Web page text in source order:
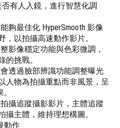
有人入鏡，進行智慧化調
夠最佳化 HyperSmooth 影像
，以拍攝高速動作影片。
影像穩定功能與色彩微調，
的挑戰。
透過臉部辨識功能調整曝光
人物為拍攝重點而非風景，呈
攝追蹤攝影影片，主體追蹤
攝主體，維持理想構圖。
動作